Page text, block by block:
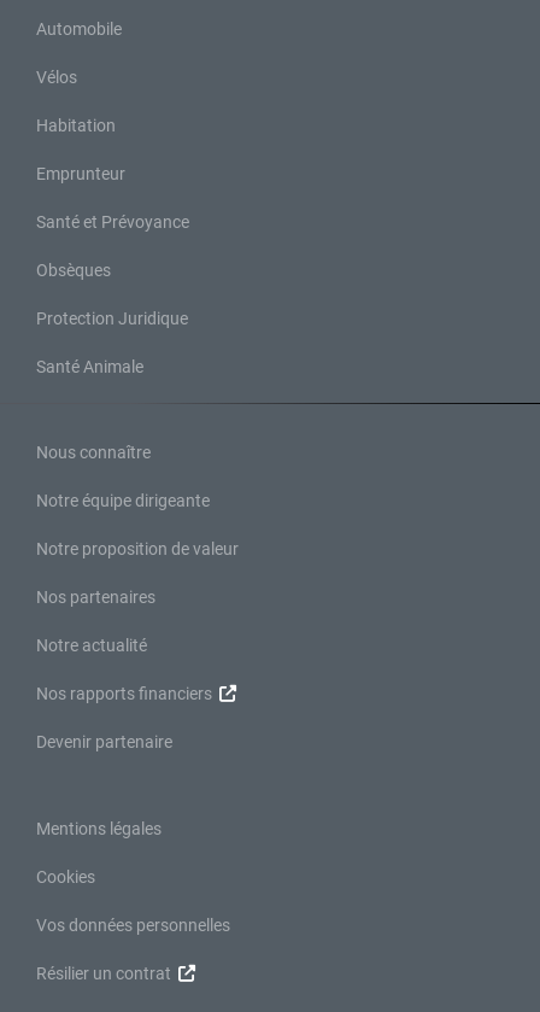
Automobile
Vélos
Habitation
Emprunteur
Santé et Prévoyance
Obsèques
Protection Juridique
Santé Animale
Nous connaître
Notre équipe dirigeante
Notre proposition de valeur
Nos partenaires
Notre actualité
Nos rapports financiers
Devenir partenaire
Mentions légales
Cookies
Vos données personnelles
Résilier un contrat